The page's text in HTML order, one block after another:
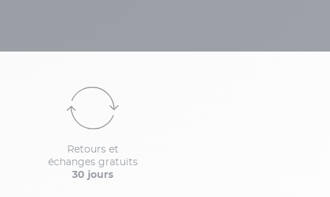
Retours et
échanges gratuits
30 jours